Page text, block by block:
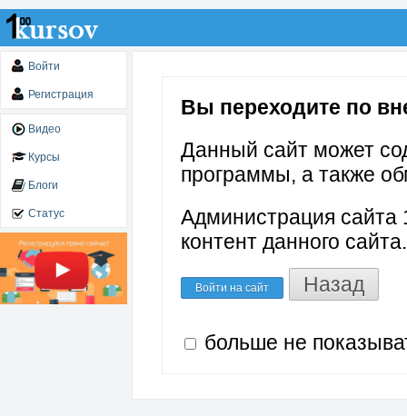
Войти
Регистрация
Видео
Курсы
Блоги
Статус
Вы переходите по
Данный сайт может
программы, а также
Администрация сайта
контент данного сайта.
Войти на сайт Назад
больше не